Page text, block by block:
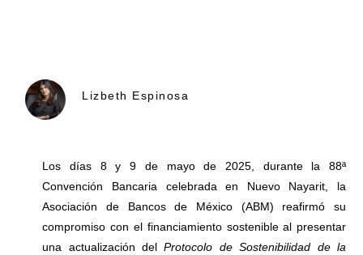
Lizbeth Espinosa
Los días 8 y 9 de mayo de 2025, durante la 88ª
Convención Bancaria celebrada en Nuevo Nayarit, la
Asociación de Bancos de México (ABM) reafirmó su
compromiso con el financiamiento sostenible al presentar
una actualización delProtocolo de Sostenibilidad de la